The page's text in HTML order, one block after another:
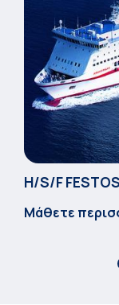
Η/S/F
Μάθετε